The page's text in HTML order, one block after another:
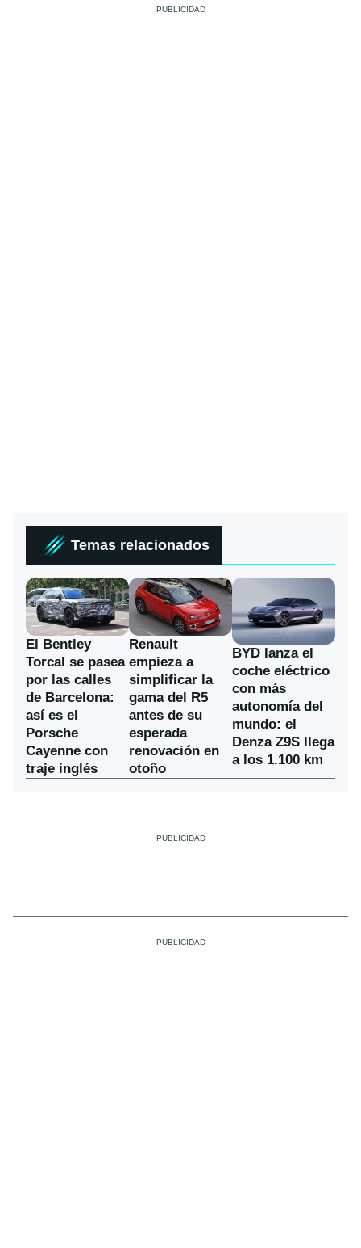
Temas relacionados
El Bentley
Torcal se pasea
por las calles
de Barcelona:
así es el
Porsche
Cayenne con
traje inglés
Renault
empieza a
simplificar la
gama del R5
antes de su
esperada
renovación en
otoño
BYD lanza el
coche eléctrico
con más
autonomía del
mundo: el
Denza Z9S llega
a los 1.100 km